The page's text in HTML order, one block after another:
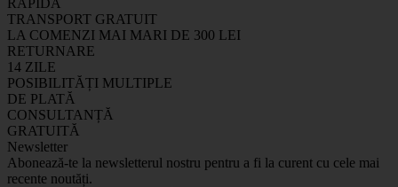
TRANSPORT GRATUIT
LA COMENZI MAI MARI DE 300 LEI
RETURNARE
14 ZILE
POSIBILITĂȚI MULTIPLE
DE PLATĂ
CONSULTANȚĂ
GRATUITĂ
Newsletter
Abonează-te la newsletterul nostru pentru a fi la curent cu cele mai
recente noutăți.